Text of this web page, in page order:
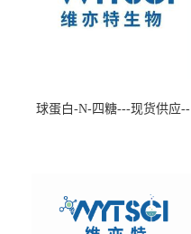
球蛋白-N-四糖---现货供应--